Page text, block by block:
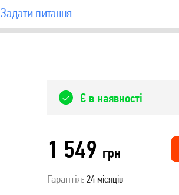
Задати питання
Є в наявності
1 549 грн
Гарантія: 24 місяців